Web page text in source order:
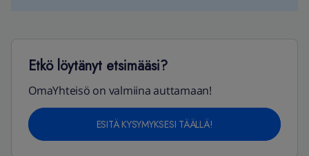
Etkö löytänyt etsimääsi?
OmaYhteisö on valmiina auttamaan!
ESITÄ KYSYMYKSESI TÄÄLLÄ!